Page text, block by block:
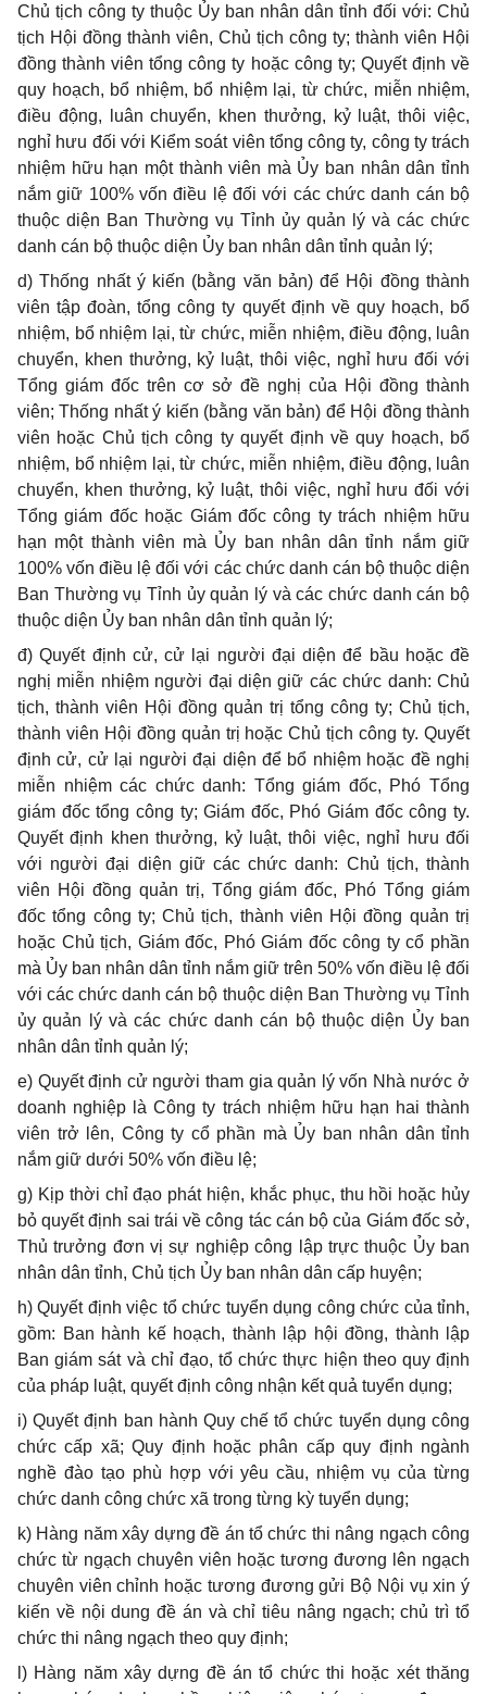
Chủ tịch công ty thuộc Ủy ban nhân dân tỉnh đối với: Chủ
tịch Hội đồng thành viên, Chủ tịch công ty; thành viên Hội
đồng thành viên tổng công ty hoặc công ty; Quyết định về
quy hoạch, bổ nhiệm, bổ nhiệm lại, từ chức, miễn nhiệm,
điều động, luân chuyển, khen thưởng, kỷ luật, thôi việc,
nghỉ hưu đối với Kiểm soát viên tổng công ty, công ty trách
nhiệm hữu hạn một thành viên mà Ủy ban nhân dân tỉnh
nắm giữ 100% vốn điều lệ đối với các chức danh cán bộ
thuộc diện Ban Thường vụ Tỉnh ủy quản lý và các chức
danh cán bộ thuộc diện Ủy ban nhân dân tỉnh quản lý;
d) Thống nhất ý kiến (bằng văn bản) để Hội đồng thành
viên tập đoàn, tổng công ty quyết định về quy hoạch, bổ
nhiệm, bổ nhiệm lại, từ chức, miễn nhiệm, điều động, luân
chuyển, khen thưởng, kỷ luật, thôi việc, nghỉ hưu đối với
Tổng giám đốc trên cơ sở đề nghị của Hội đồng thành
viên; Thống nhất ý kiến (bằng văn bản) để Hội đồng thành
viên hoặc Chủ tịch công ty quyết định về quy hoạch, bổ
nhiệm, bổ nhiệm lại, từ chức, miễn nhiệm, điều động, luân
chuyển, khen thưởng, kỷ luật, thôi việc, nghỉ hưu đối với
Tổng giám đốc hoặc Giám đốc công ty trách nhiệm hữu
hạn một thành viên mà Ủy ban nhân dân tỉnh nắm giữ
100% vốn điều lệ đối với các chức danh cán bộ thuộc diện
Ban Thường vụ Tỉnh ủy quản lý và các chức danh cán bộ
thuộc diện Ủy ban nhân dân tỉnh quản lý;
đ) Quyết định cử, cử lại người đại diện để bầu hoặc đề
nghị miễn nhiệm người đại diện giữ các chức danh: Chủ
tịch, thành viên Hội đồng quản trị tổng công ty; Chủ tịch,
thành viên Hội đồng quản trị hoặc Chủ tịch công ty. Quyết
định cử, cử lại người đại diện để bổ nhiệm hoặc đề nghị
miễn nhiệm các chức danh: Tổng giám đốc, Phó Tổng
giám đốc tổng công ty; Giám đốc, Phó Giám đốc công ty.
Quyết định khen thưởng, kỷ luật, thôi việc, nghỉ hưu đối
với người đại diện giữ các chức danh: Chủ tịch, thành
viên Hội đồng quản trị, Tổng giám đốc, Phó Tổng giám
đốc tổng công ty; Chủ tịch, thành viên Hội đồng quản trị
hoặc Chủ tịch, Giám đốc, Phó Giám đốc công ty cổ phần
mà Ủy ban nhân dân tỉnh nắm giữ trên 50% vốn điều lệ đối
với các chức danh cán bộ thuộc diện Ban Thường vụ Tỉnh
ủy quản lý và các chức danh cán bộ thuộc diện Ủy ban
nhân dân tỉnh quản lý;
e) Quyết định cử người tham gia quản lý vốn Nhà nước ở
doanh nghiệp là Công ty trách nhiệm hữu hạn hai thành
viên trở lên, Công ty cổ phần mà Ủy ban nhân dân tỉnh
nắm giữ dưới 50% vốn điều lệ;
g) Kịp thời chỉ đạo phát hiện, khắc phục, thu hồi hoặc hủy
bỏ quyết định sai trái về công tác cán bộ của Giám đốc sở,
Thủ trưởng đơn vị sự nghiệp công lập trực thuộc Ủy ban
nhân dân tỉnh, Chủ tịch Ủy ban nhân dân cấp huyện;
h) Quyết định việc tổ chức tuyển dụng công chức của tỉnh,
gồm: Ban hành kế hoạch, thành lập hội đồng, thành lập
Ban giám sát và chỉ đạo, tổ chức thực hiện theo quy định
của pháp luật, quyết định công nhận kết quả tuyển dụng;
i) Quyết định ban hành Quy chế tổ chức tuyển dụng công
chức cấp xã; Quy định hoặc phân cấp quy định ngành
nghề đào tạo phù hợp với yêu cầu, nhiệm vụ của từng
chức danh công chức xã trong từng kỳ tuyển dụng;
k) Hàng năm xây dựng đề án tổ chức thi nâng ngạch công
chức từ ngạch chuyên viên hoặc tương đương lên ngạch
chuyên viên chỉnh hoặc tương đương gửi Bộ Nội vụ xin ý
kiến về nội dung đề án và chỉ tiêu nâng ngạch; chủ trì tổ
chức thi nâng ngạch theo quy định;
l) Hàng năm xây dựng đề án tổ chức thi hoặc xét thăng